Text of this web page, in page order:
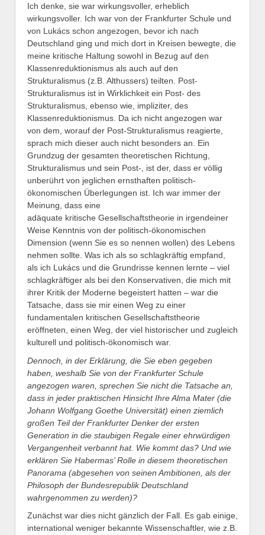
Ich denke, sie war wirkungsvoller, erheblich
wirkungsvoller. Ich war von der Frankfurter Schule und
von Lukács schon angezogen, bevor ich nach
Deutschland ging und mich dort in Kreisen bewegte, die
meine kritische Haltung sowohl in Bezug auf den
Klassenreduktionismus als auch auf den
Strukturalismus (z.B. Althussers) teilten. Post-
Strukturalismus ist in Wirklichkeit ein Post- des
Strukturalismus, ebenso wie, impliziter, des
Klassenreduktionismus. Da ich nicht angezogen war
von dem, worauf der Post-Strukturalismus reagierte,
sprach mich dieser auch nicht besonders an. Ein
Grundzug der gesamten theoretischen Richtung,
Strukturalismus und sein Post-, ist der, dass er völlig
unberührt von jeglichen ernsthaften politisch-
ökonomischen Überlegungen ist. Ich war immer der
Meinung, dass eine
adäquate kritische Gesellschaftstheorie in irgendeiner
Weise Kenntnis von der politisch-ökonomischen
Dimension (wenn Sie es so nennen wollen) des Lebens
nehmen sollte. Was ich als so schlagkräftig empfand,
als ich Lukács und die Grundrisse kennen lernte – viel
schlagkräftiger als bei den Konservativen, die mich mit
ihrer Kritik der Moderne begeistert hatten – war die
Tatsache, dass sie mir einen Weg zu einer
fundamentalen kritischen Gesellschaftstheorie
eröffneten, einen Weg, der viel historischer und zugleich
kulturell und politisch-ökonomisch war.
Dennoch, in der Erklärung, die Sie eben gegeben
haben, weshalb Sie von der Frankfurter Schule
angezogen waren, sprechen Sie nicht die Tatsache an,
dass in jeder praktischen Hinsicht Ihre Alma Mater (die
Johann Wolfgang Goethe Universität) einen ziemlich
großen Teil der Frankfurter Denker der ersten
Generation in die staubigen Regale einer ehrwürdigen
Vergangenheit verbannt hat. Wie kommt das? Und wie
erklären Sie Habermas’ Rolle in diesem theoretischen
Panorama (abgesehen von seinen Ambitionen, als der
Philosoph der Bundesrepublik Deutschland
wahrgenommen zu werden)?
Zunächst war dies nicht gänzlich der Fall. Es gab einige,
international weniger bekannte Wissenschaftler, wie z.B.